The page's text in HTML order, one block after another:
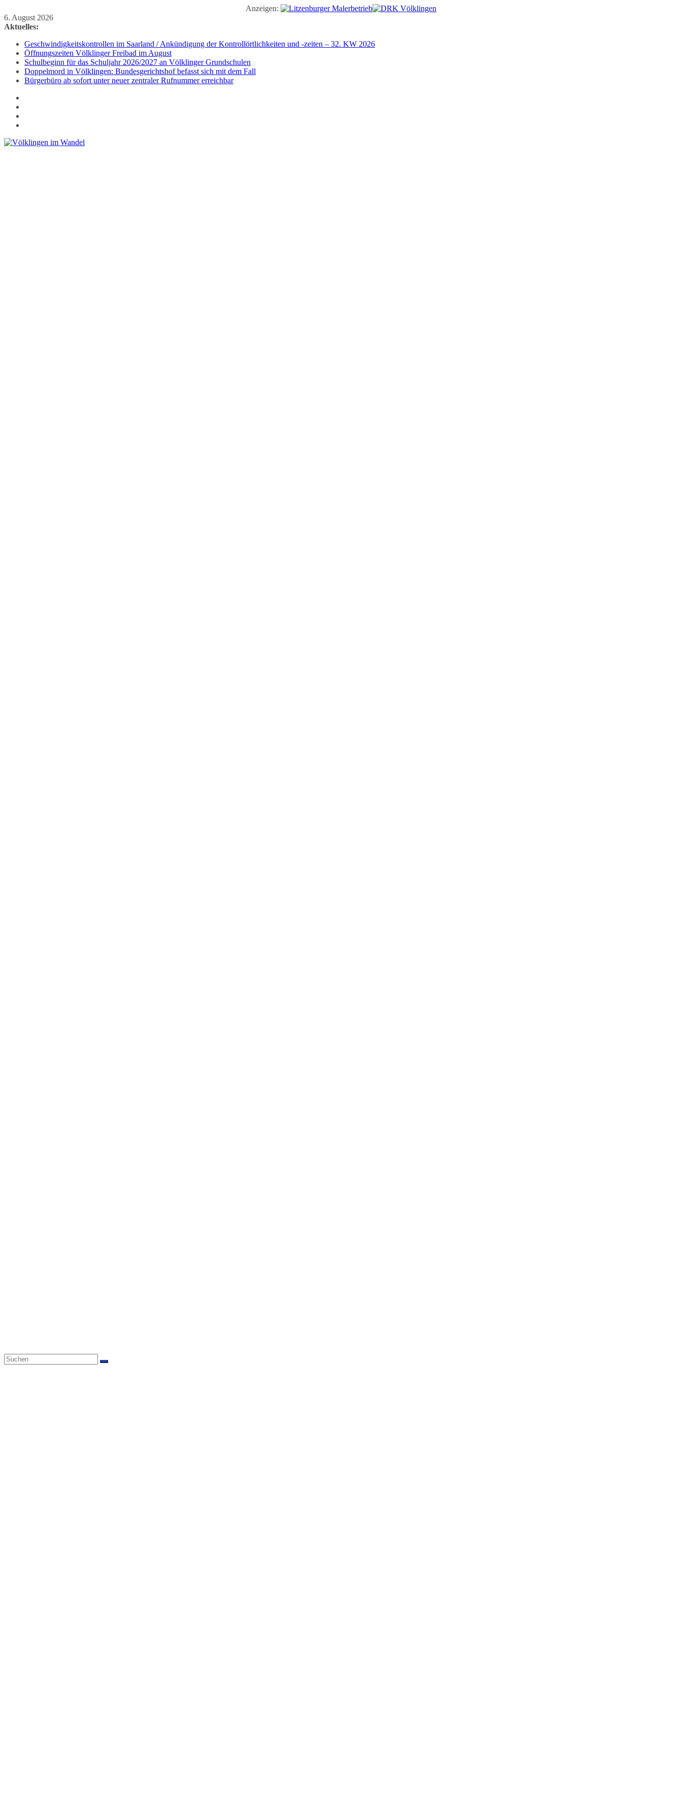
Anzeigen:
Zum
Inhalt
6. August 2026
Aktuelles:
Geschwindigkeitskontrollen im Saarland / Ankündigung der Kontrollörtlichkeiten und -zeiten – 32. KW 2026
Öffnungszeiten Völklinger Freibad im August
Schulbeginn für das Schuljahr 2026/2027 an Völklinger Grundschulen
Doppelmord in Völklingen: Bundesgerichtshof befasst sich mit dem Fall
Bürgerbüro ab sofort unter neuer zentraler Rufnummer erreichbar